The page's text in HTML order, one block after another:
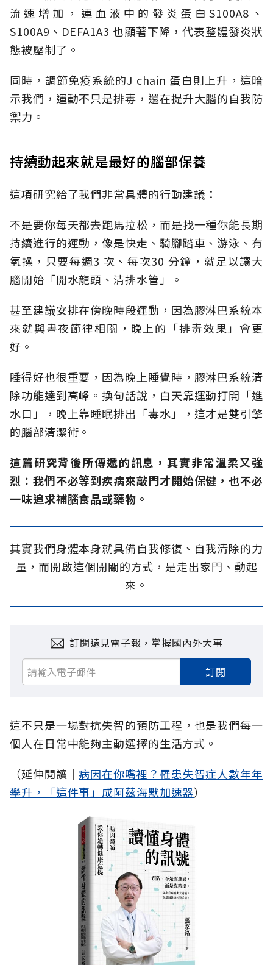
流速增加，連血液中的發炎蛋白S100A8、
S100A9、DEFA1A3 也顯著下降，代表整體發炎狀
態被壓制了。
同時，調節免疫系統的J chain 蛋白則上升，這暗
示我們，運動不只是排毒，還在提升大腦的自我防
禦力。
持續動起來就是最好的腦部保養
這項研究給了我們非常具體的行動建議：
不是要你每天都去跑馬拉松，而是找一種你能長期
持續進行的運動，像是快走、騎腳踏車、游泳、有
氧操，只要每週3 次、每次30 分鐘，就足以讓大
腦開始「開水龍頭、清排水管」。
甚至建議安排在傍晚時段運動，因為膠淋巴系統本
來就與晝夜節律相關，晚上的「排毒效果」會更
好。
睡得好也很重要，因為晚上睡覺時，膠淋巴系統清
除功能達到高峰。換句話說，白天靠運動打開「進
水口」，晚上靠睡眠排出「毒水」，這才是雙引擎
的腦部清潔術。
這篇研究背後所傳遞的訊息，其實非常溫柔又強
烈：我們不必等到疾病來敲門才開始保健，也不必
一味追求補腦食品或藥物。
其實我們身體本身就具備自我修復、自我清除的力
量，而開啟這個開關的方式，是走出家門、動起
來。
訂閱遠見電子報，掌握國內外大事
訂閱
這不只是一場對抗失智的預防工程，也是我們每一
個人在日常中能夠主動選擇的生活方式。
（延伸閱讀│病因在你嘴裡？罹患失智症人數年年
攀升，「這件事」成阿茲海默加速器）